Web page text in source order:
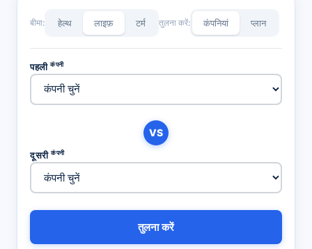
बीमा: हेल्थ लाइफ़ टर्म तुलना करें: कंपनियां प्लान
पहली कंपनी
VS
दूसरी कंपनी
तुलना करें